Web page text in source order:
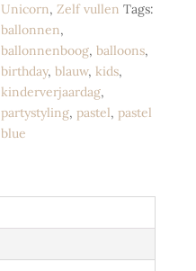
Unicorn,Zelf vullen Tags:
ballonnen,
ballonnenboog,balloons,
birthday,blauw, kids,
kinderverjaardag,
partystyling,pastel,pastel
blue